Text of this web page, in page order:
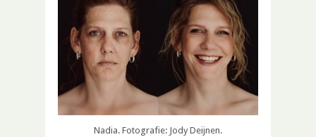
Nadia. Fotografie: Jody Deijnen.